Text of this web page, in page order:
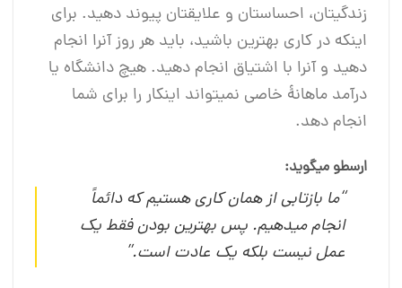
زندگی‎تان، احساس‎تان و علایق‎تان پیوند دهید. برای
اینکه در کاری بهترین باشید، باید هر روز آنرا انجام
دهید و آنرا با اشتیاق انجام دهید. هیچ دانشگاه یا
درآمد ماهانۀ خاصی نمی‎تواند اینکار را برای شما
انجام دهد.
ارسطو می‎گوید:
“ما بازتابی از همان کاری هستیم که دائماً
انجام می‎دهیم. پس بهترین بودن فقط یک
عمل نیست بلکه یک عادت است.”